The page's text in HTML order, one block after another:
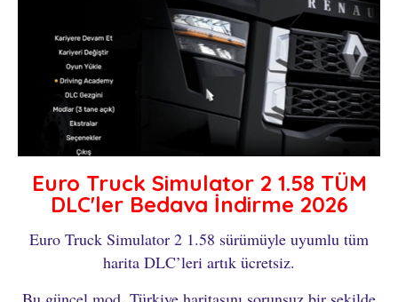
Euro Truck Simulator 2 1.58 TÜM
DLC'ler Bedava İndirme 2026
Euro Truck Simulator 2 1.58 sürümüyle uyumlu tüm
harita DLC’leri artık ücretsiz.